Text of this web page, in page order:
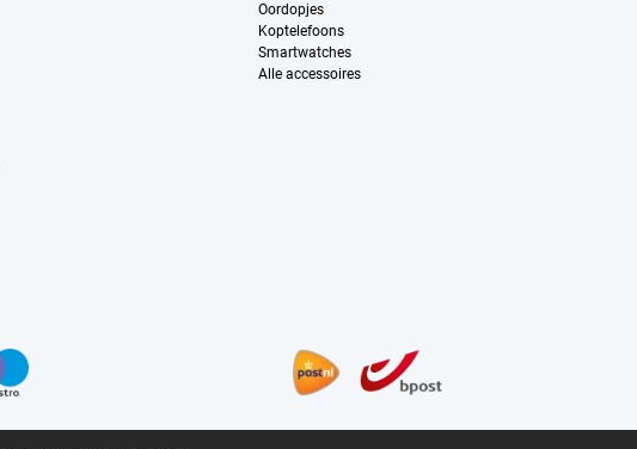
Oordopjes
Koptelefoons
Smartwatches
Alle accessoires